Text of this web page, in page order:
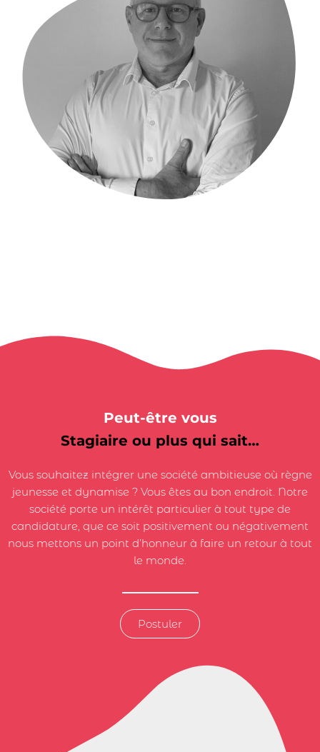
Peut-être vous
Stagiaire ou plus qui sait…
Vous souhaitez intégrer une société ambitieuse où règne
jeunesse et dynamise ? Vous êtes au bon endroit. Notre
société porte un intérêt particulier à tout type de
candidature, que ce soit positivement ou négativement
nous mettons un point d’honneur à faire un retour à tout
le monde.
Postuler